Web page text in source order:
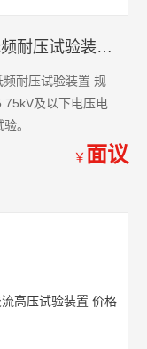
50KV/1.1μF（智能/全自动）超低频耐压试验装置 价格
耐压试验装置 规
及以下电压电
。
￥ 面议